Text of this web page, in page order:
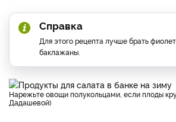
Справка
Для этого рецепта лучше брать
баклажаны.
Нарежьте овощи полукольцами, если плоды крупненькие (фото Л.
Дадашевой)